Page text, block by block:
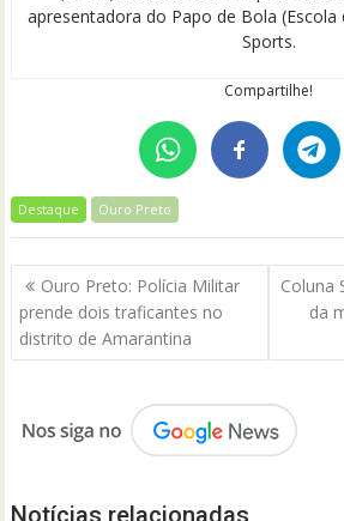
apresentadora do Papo de Bola (Escola
Sports.
Compartilhe!
Destaque Ouro Preto
Navegação
de
Post
Ouro Preto: Polícia Militar
prende dois traficantes no
distrito de Amarantina
Coluna
da